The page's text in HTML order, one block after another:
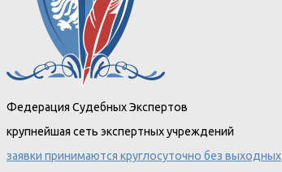
Федерация Судебных Экспертов
крупнейшая сеть экспертных учреждений
заявки принимаются круглосуточно без выходных